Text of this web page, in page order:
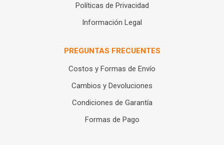
Políticas de Privacidad
Información Legal
PREGUNTAS FRECUENTES
Costos y Formas de Envío
Cambios y Devoluciones
Condiciones de Garantía
Formas de Pago